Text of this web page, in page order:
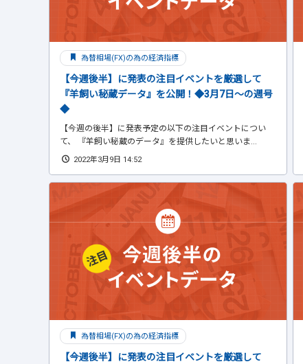
為替相場(FX)の為の経済指標
【今週後半】に発表の注目イベントを厳選して
『羊飼い秘蔵データ』を公開！◆3月7日～の週号
◆
【今週の後半】に発表予定の以下の注目イベントについ
て、 『羊飼い秘蔵のデータ』を提供したいと思いま...
2022年3月9日 14:52
為替相場(FX)の為の経済指標
【今週後半】に発表の注目イベントを厳選して